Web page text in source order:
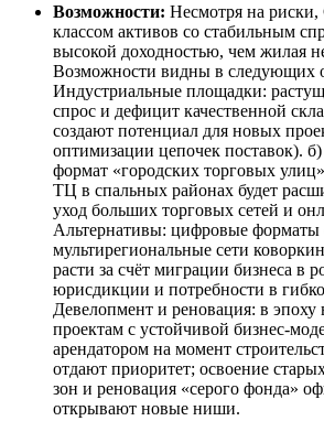
Возможности: Несмотря на риски,
классом активов со стабильным
высокой доходностью, чем жилая
Возможности видны в следующих
Индустриальные площадки:
спрос и дефицит качественной
создают потенциал для новых
оптимизации цепочек поставок).
формат «городских торговых
ТЦ в спальных районах будет
уход больших торговых сетей и
Альтернативы: цифровые форматы
мультирегиональные сети
расти за счёт миграции бизнеса в
юрисдикции и потребности в
Девелопмент и реновация: в эпоху
проектам с устойчивой бизнес-
арендатором на момент
отдают приоритет; освоение
зон и реновация «серого фонда»
открывают новые ниши.